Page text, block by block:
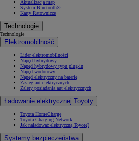
Aktualizacja map
System Bluetooth®
Karty Ratownicze
Technologie
Technologie
Elektromobilność
Lider elektromobilności
Napęd hybrydowy
Napęd hybrydowy typu plug-in
Napęd wodorowy
Napęd elektryczny na baterię
Zasięg aut elektrycznych
Zalety posiadania aut elektrycznych
Ładowanie elektrycznej Toyoty
Toyota HomeCharge
Toyota Charging Network
Jak naładować elektryczną Toyotę?
Systemy bezpieczeństwa